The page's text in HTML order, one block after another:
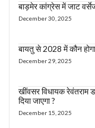
बाड़मेर कांग्रेस में जाट
December 30, 2025
बायतु से 2028 में कौन
December 29, 2025
खींवसर विधायक रेवंतराम
दिया जाएगा ?
December 15, 2025